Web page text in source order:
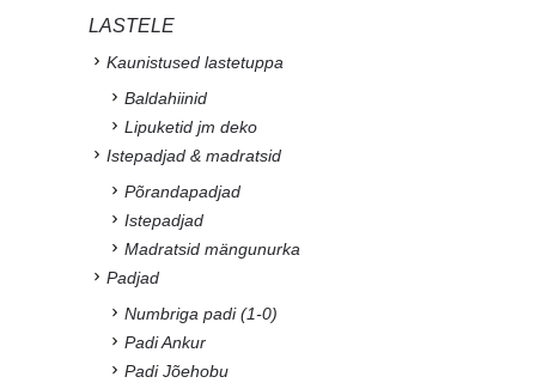
LASTELE
Kaunistused lastetuppa
Baldahiinid
Lipuketid jm deko
Istepadjad & madratsid
Põrandapadjad
Istepadjad
Madratsid mängunurka
Padjad
Numbriga padi (1-0)
Padi Ankur
Padi Jõehobu